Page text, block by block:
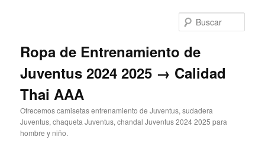
Ropa de Entrenamiento de
Juventus 2024 2025 → Calidad
Thai AAA
Ofrecemos camisetas entrenamiento de Juventus, sudadera
Juventus, chaqueta Juventus, chandal Juventus 2024 2025 para
hombre y niño.